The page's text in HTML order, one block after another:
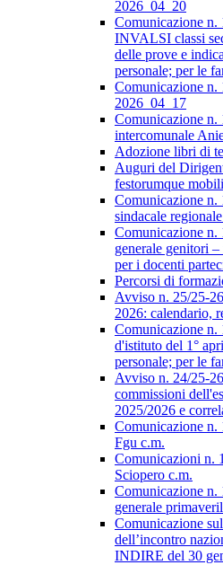
2026_04_20
Comunicazione n.
INVALSI classi
delle prove e
personale; per le
Comunicazione n.
2026_04_17
Comunicazione n.
intercomunale
Adozione libri di
Auguri del
festorumque
Comunicazione n.
sindacale
Comunicazione n.
generale genitori
per i docenti
Percorsi di
Avviso n. 25/25-
2026: calendario,
Comunicazione n.
d'istituto del 1°
personale; per le
Avviso n. 24/25-
commissioni
2025/2026 e
Comunicazione n.
Fgu c.m.
Comunicazioni n.
Sciopero c.m.
Comunicazione n.
generale
Comunicazione
dell’incontro
INDIRE del 30